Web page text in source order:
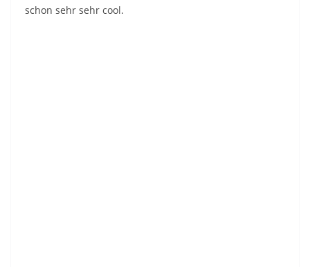
schon sehr sehr cool.